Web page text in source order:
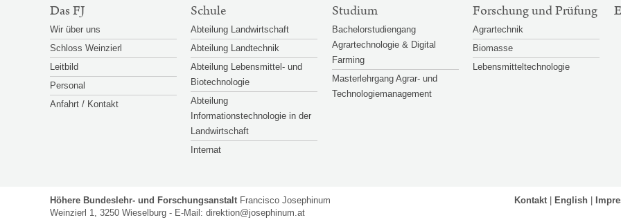
SITEMAP-
NAVIGATION
Das FJ
Wir über uns
Schloss Weinzierl
Leitbild
Personal
Anfahrt / Kontakt
Schule
Abteilung Landwirtschaft
Abteilung Landtechnik
Abteilung Lebensmittel- und
Biotechnologie
Abteilung
Informationstechnologie in der
Landwirtschaft
Internat
Studium
Bachelorstudiengang
Agrartechnologie & Digital
Farming
Masterlehrgang Agrar- und
Technologiemanagement
Forschung und Prüfung
Agrartechnik
Biomasse
Lebensmitteltechnologie
Höhere Bundeslehr- und Forschungsanstalt Francisco Josephinum
Weinzierl 1, 3250 Wieselburg - E-Mail: direktion@josephinum.at
Kontakt English